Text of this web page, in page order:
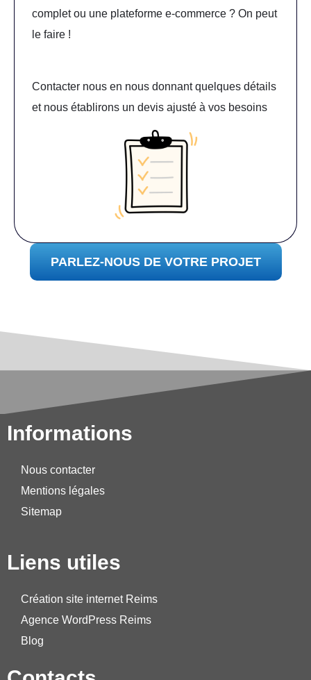
complet ou une plateforme e-commerce ? On peut
le faire !
Contacter nous en nous donnant quelques détails
et nous établirons un devis ajusté à vos besoins
PARLEZ-NOUS DE VOTRE PROJET
Informations
Nous contacter
Mentions légales
Sitemap
Liens utiles
Création site internet Reims
Agence WordPress Reims
Blog